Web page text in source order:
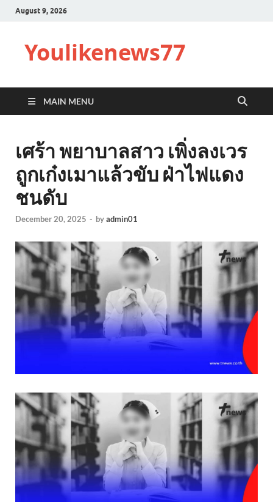
August 9, 2026
Youlikenews77
MAIN MENU
เศร้า พยาบาลสาว เพิ่งลงเวร
ถูกเก๋งเมาแล้วขับ ฝ่าไฟแดง
ชนดับ
December 20, 2025 - byadmin01